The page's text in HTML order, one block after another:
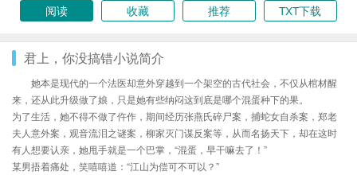
阅读
收藏 推荐 TXT下载
君上，你没搞错小说简介
她本是现代的一个法医却意外穿越到一个架空的古代社会，不仅从棺材醒
来，还从此升级做了娘，只是她有些纳闷这到底是哪个混蛋种下的果。
为了生活，她不得不做了仵作，期间经历张燕氏碎尸案，捕蛇女自杀案，郑老
夫人意外案，观音流泪之谜案，柳家灭门谋反案等，从而名扬天下，却在这时
有人想要认亲，她甩手就是一个巴掌，“混蛋，早干嘛去了！”
某男捂着痛处，笑嘻嘻道：“江山为偿可不可以？”